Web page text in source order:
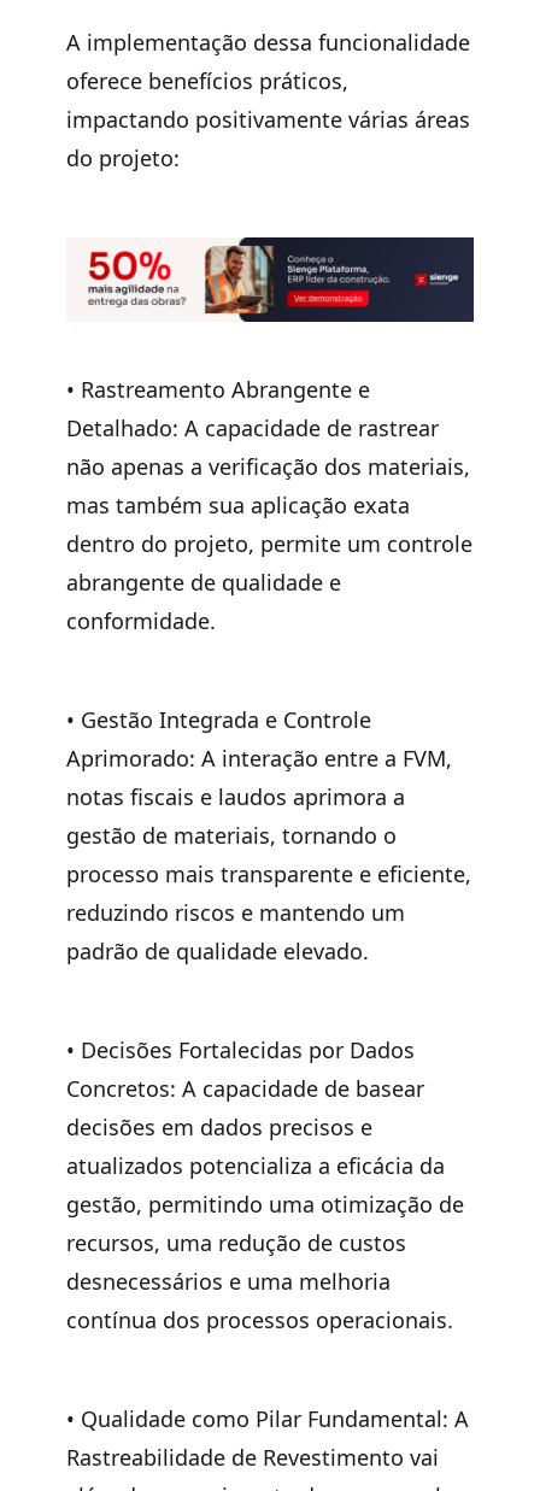
A implementação dessa funcionalidade
oferece benefícios práticos,
impactando positivamente várias áreas
do projeto:
• Rastreamento Abrangente e
Detalhado: A capacidade de rastrear
não apenas a verificação dos materiais,
mas também sua aplicação exata
dentro do projeto, permite um controle
abrangente de qualidade e
conformidade.
• Gestão Integrada e Controle
Aprimorado: A interação entre a FVM,
notas fiscais e laudos aprimora a
gestão de materiais, tornando o
processo mais transparente e eficiente,
reduzindo riscos e mantendo um
padrão de qualidade elevado.
• Decisões Fortalecidas por Dados
Concretos: A capacidade de basear
decisões em dados precisos e
atualizados potencializa a eficácia da
gestão, permitindo uma otimização de
recursos, uma redução de custos
desnecessários e uma melhoria
contínua dos processos operacionais.
• Qualidade como Pilar Fundamental: A
Rastreabilidade de Revestimento vai